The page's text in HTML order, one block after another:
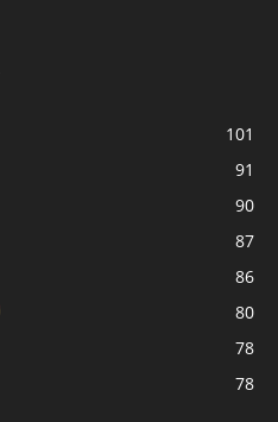
101
91
90
87
86
80
78
78